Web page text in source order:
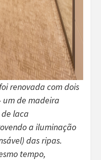
renovada com dois
um de madeira
laca
a iluminação
das ripas.
tempo,